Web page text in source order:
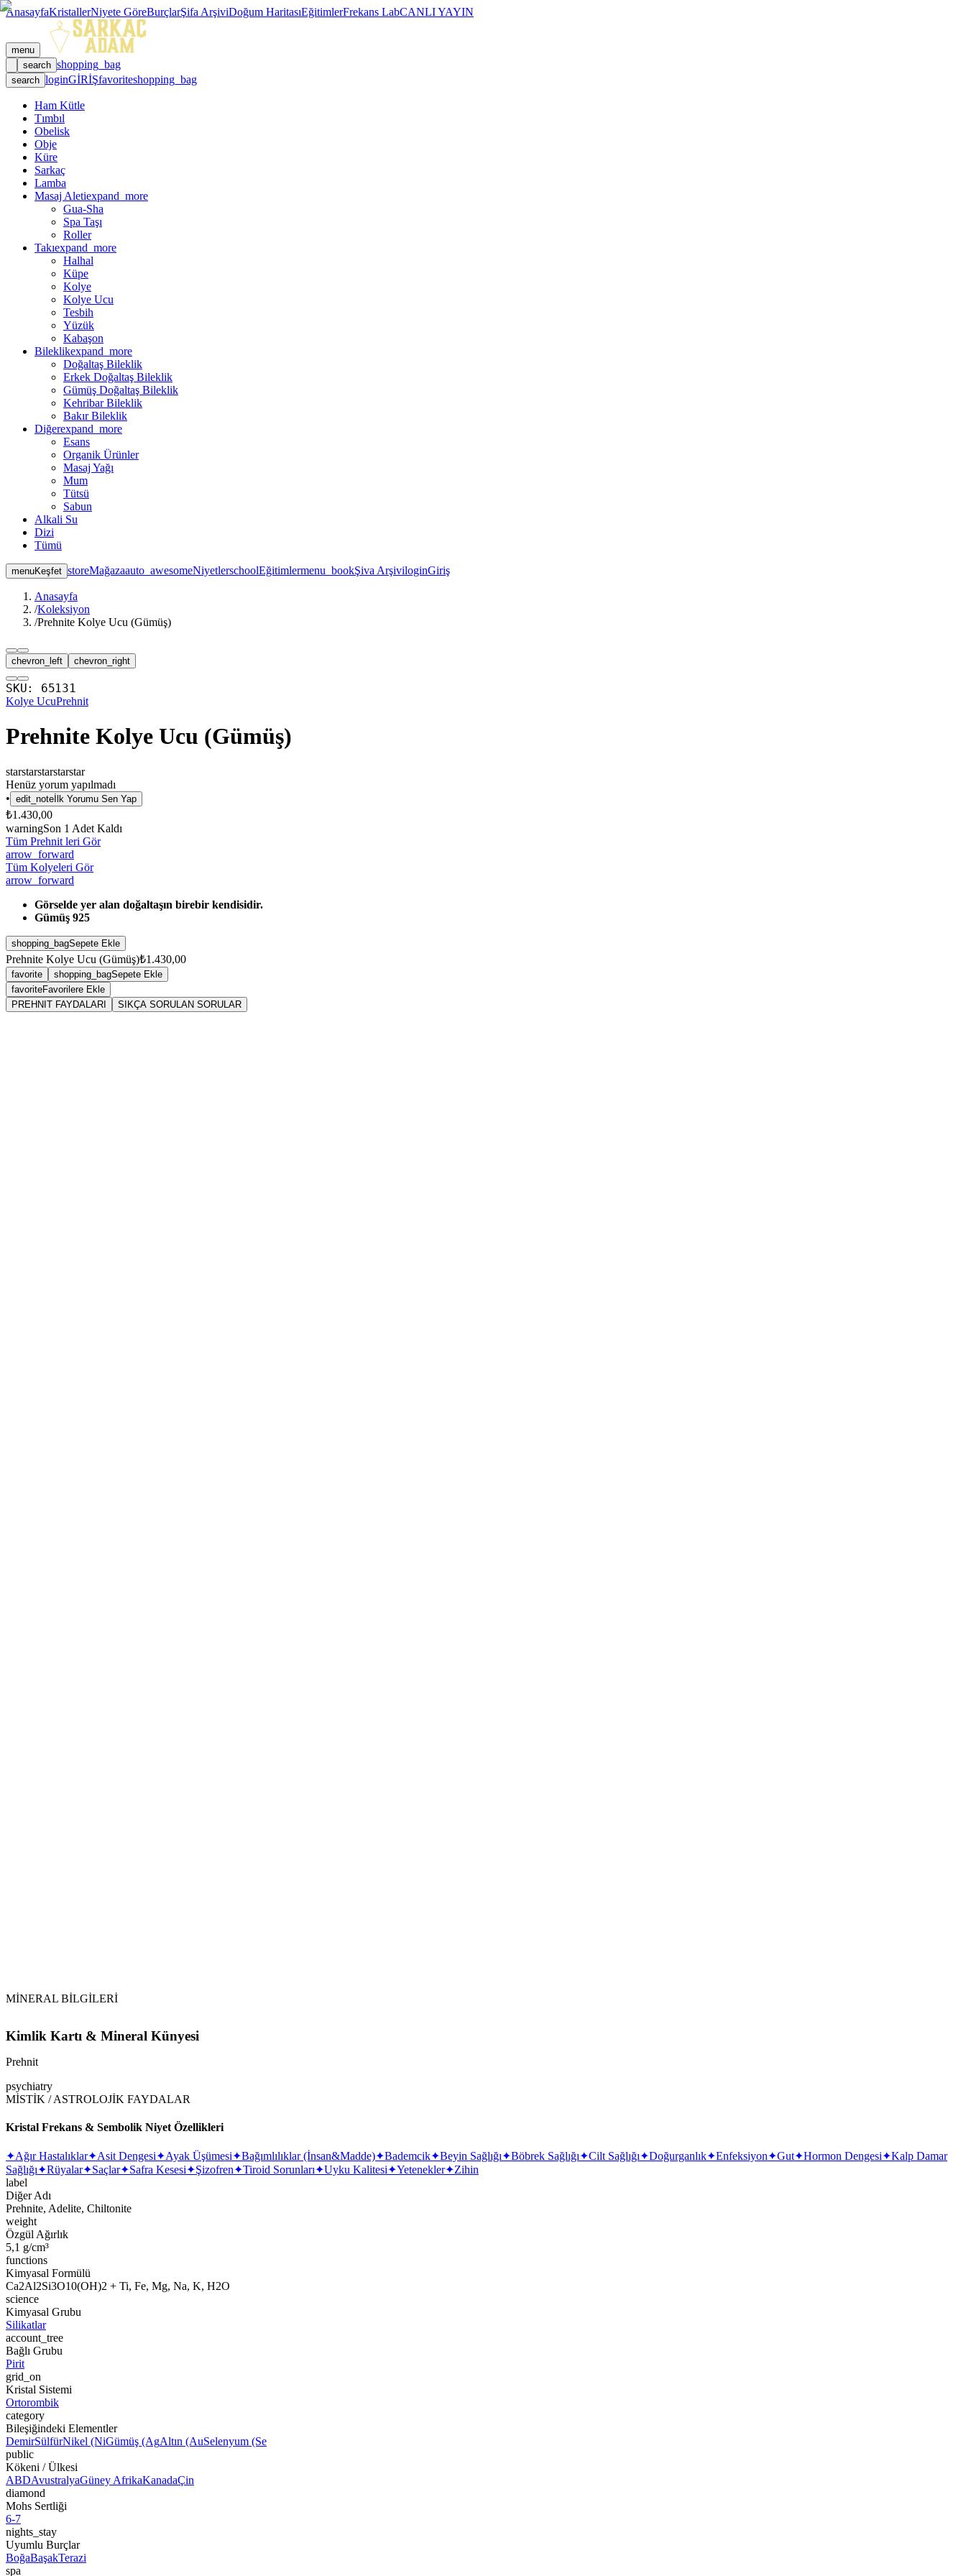
AnasayfaKristallerNiyete GöreBurçlarŞifa ArşiviDoğum HaritasıEğitimlerFrekans LabCANLI YAYIN
menu
search shopping_bag
search loginGİRİŞfavoriteshopping_bag
Ham Kütle
Tımbıl
Obelisk
Obje
Küre
Sarkaç
Lamba
Masaj Aletiexpand_more
Gua-Sha
Spa Taşı
Roller
Takıexpand_more
Halhal
Küpe
Kolye
Kolye Ucu
Tesbih
Yüzük
Kabaşon
Bileklikexpand_more
Doğaltaş Bileklik
Erkek Doğaltaş Bileklik
Gümüş Doğaltaş Bileklik
Kehribar Bileklik
Bakır Bileklik
Diğerexpand_more
Esans
Organik Ürünler
Masaj Yağı
Mum
Tütsü
Sabun
Alkali Su
Dizi
Tümü
menuKeşfet storeMağazaauto_awesomeNiyetlerschoolEğitimlermenu_bookŞiva ArşiviloginGiriş
Anasayfa
/Koleksiyon
/Prehnite Kolye Ucu (Gümüş)
chevron_left chevron_right
SKU: 65131
Kolye UcuPrehnit
Prehnite Kolye Ucu (Gümüş)
starstarstarstarstar
Henüz yorum yapılmadı
• edit_note İlk Yorumu Sen Yap
₺1.430,00
warningSon 1 Adet Kaldı
Tüm Prehnit leri Gör
arrow_forward
Tüm Kolyeleri Gör
arrow_forward
Görselde yer alan doğaltaşın birebir kendisidir.
Gümüş 925
shopping_bagSepete Ekle
Prehnite Kolye Ucu (Gümüş)₺1.430,00
favorite shopping_bagSepete Ekle
favoriteFavorilere Ekle
PREHNIT FAYDALARI
SIKÇA SORULAN SORULAR
MİNERAL BİLGİLERİ
Kimlik Kartı & Mineral Künyesi
Prehnit
psychiatry
MİSTİK / ASTROLOJİK FAYDALAR
Kristal Frekans & Sembolik Niyet Özellikleri
✦Ağır Hastalıklar✦Asit Dengesi✦Ayak Üşümesi✦Bağımlılıklar (İnsan&Madde)✦Bademcik✦Beyin Sağlığı✦Böbrek Sağlığı✦Cilt Sağlığı✦Doğurganlık✦Enfeksiyon✦Gut✦Hormon Dengesi✦Kalp Damar
Sağlığı✦Rüyalar✦Saçlar✦Safra Kesesi✦Şizofren✦Tiroid Sorunları✦Uyku Kalitesi✦Yetenekler✦Zihin
label
Diğer Adı
Prehnite, Adelite, Chiltonite
weight
Özgül Ağırlık
5,1 g/cm³
functions
Kimyasal Formülü
Ca2Al2Si3O10(OH)2 + Ti, Fe, Mg, Na, K, H2O
science
Kimyasal Grubu
Silikatlar
account_tree
Bağlı Grubu
Pirit
grid_on
Kristal Sistemi
Ortorombik
category
Bileşiğindeki Elementler
DemirSülfürNikel (NiGümüş (AgAltın (AuSelenyum (Se
public
Kökeni / Ülkesi
ABDAvustralyaGüney AfrikaKanadaÇin
diamond
Mohs Sertliği
6-7
nights_stay
Uyumlu Burçlar
BoğaBaşakTerazi
spa